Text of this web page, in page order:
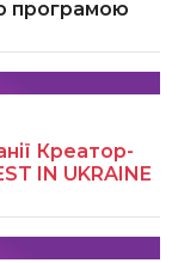
програмою
Креатор-
IN UKRAINE